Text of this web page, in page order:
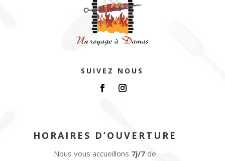
SUIVEZ NOUS
HORAIRES D’OUVERTURE
Nous vous accueillons 7j/7 de